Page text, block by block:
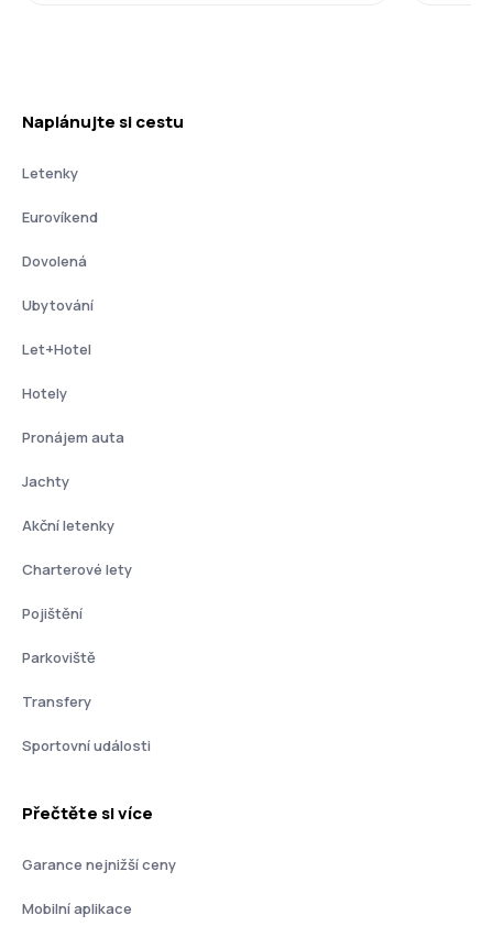
Naplánujte si cestu
Letenky
Eurovíkend
Dovolená
Ubytování
Let+Hotel
Hotely
Pronájem auta
Jachty
Akční letenky
Charterové lety
Pojištění
Parkoviště
Transfery
Sportovní události
Přečtěte si více
Garance nejnižší ceny
Mobilní aplikace